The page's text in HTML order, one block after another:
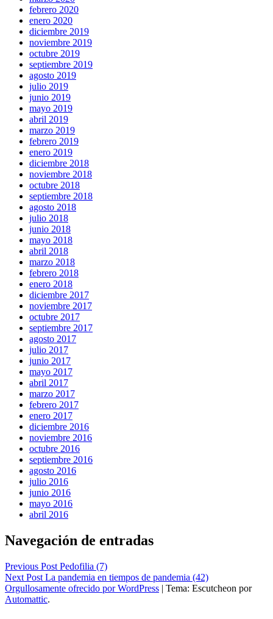
febrero 2020
enero 2020
diciembre 2019
noviembre 2019
octubre 2019
septiembre 2019
agosto 2019
julio 2019
junio 2019
mayo 2019
abril 2019
marzo 2019
febrero 2019
enero 2019
diciembre 2018
noviembre 2018
octubre 2018
septiembre 2018
agosto 2018
julio 2018
junio 2018
mayo 2018
abril 2018
marzo 2018
febrero 2018
enero 2018
diciembre 2017
noviembre 2017
octubre 2017
septiembre 2017
agosto 2017
julio 2017
junio 2017
mayo 2017
abril 2017
marzo 2017
febrero 2017
enero 2017
diciembre 2016
noviembre 2016
octubre 2016
septiembre 2016
agosto 2016
julio 2016
junio 2016
mayo 2016
abril 2016
Navegación de entradas
Previous Post Pedofilia (7)
Next Post La pandemia en tiempos de pandemia (42)
Orgullosamente ofrecido por WordPress | Tema: Escutcheon por
Automattic.